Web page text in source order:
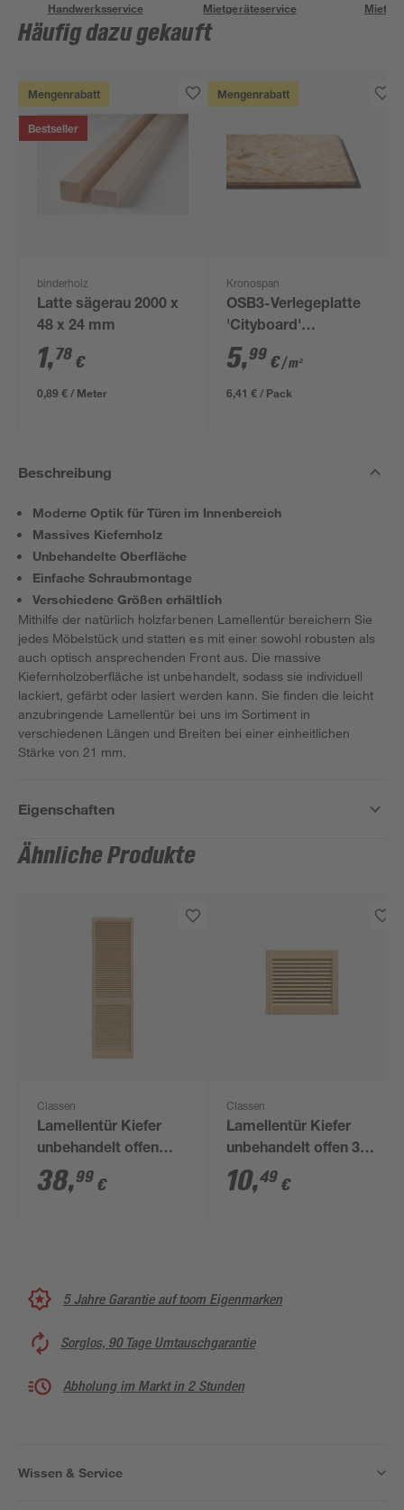
Handwerksservice Mietgeräteservice
Häufig dazu gekauft
Mengenrabatt
Bestseller
binderholz
Latte sägerau 2000 x
48 x 24 mm
1,78 €
0,89 € / Meter
Mengenrabatt
Kronospan
OSB3-Verlegeplatte
'Cityboard'
ungeschliffen 1690 x
634 x 12 mm
5,99 €/ m²
6,41 € / Pack
Beschreibung
Moderne Optik für Türen im Innenbereich
Massives Kiefernholz
Unbehandelte Oberfläche
Einfache Schraubmontage
Verschiedene Größen erhältlich
Mithilfe der natürlich holzfarbenen Lamellentür bereichern Sie
jedes Möbelstück und statten es mit einer sowohl robusten als
auch optisch ansprechenden Front aus. Die massive
Kiefernholzoberfläche ist unbehandelt, sodass sie individuell
lackiert, gefärbt oder lasiert werden kann. Sie finden die leicht
anzubringende Lamellentür bei uns im Sortiment in
verschiedenen Längen und Breiten bei einer einheitlichen
Stärke von 21 mm.
Eigenschaften
Ähnliche Produkte
Classen
Lamellentür Kiefer
unbehandelt offen
2013 x 594 mm
38,99 €
Classen
Lamellentür Kiefer
unbehandelt offen 395
x 394 mm
10,49 €
5 Jahre Garantie auf toom Eigenmarken
Sorglos, 90 Tage Umtauschgarantie
Abholung im Markt in 2 Stunden
Wissen & Service